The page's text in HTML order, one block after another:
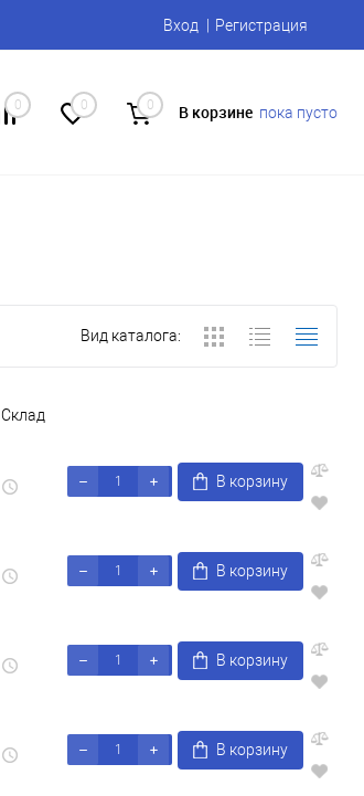
Вход Регистрация
0 0 0 В корзине пока пусто
Вид каталога:
Склад
В корзину
В корзину
В корзину
В корзину